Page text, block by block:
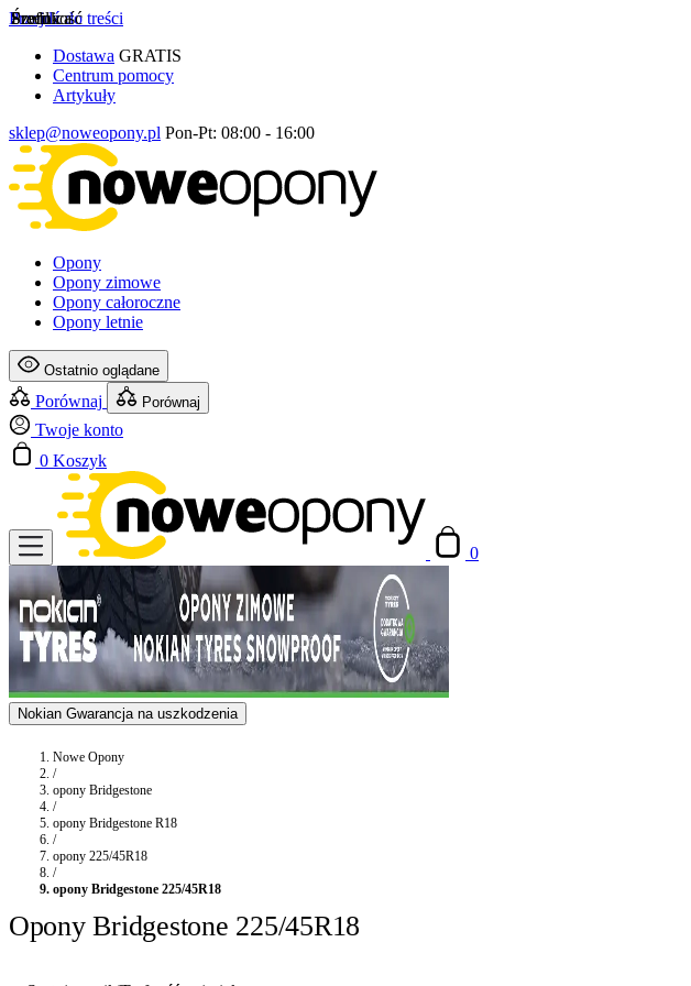
Przejdź do treści
Dostawa GRATIS
Centrum pomocy
Artykuły
sklep@noweopony.pl Pon-Pt: 08:00 - 16:00
Opony
Opony zimowe
Opony całoroczne
Opony letnie
Ostatnio oglądane
Porównaj Porównaj
Twoje konto
0 Koszyk
0
Nokian Gwarancja na uszkodzenia
Nowe Opony
/
opony Bridgestone
/
opony Bridgestone R18
/
opony 225/45R18
/
opony Bridgestone 225/45R18
Opony Bridgestone 225/45R18
Szerokość
Profil
Średnica